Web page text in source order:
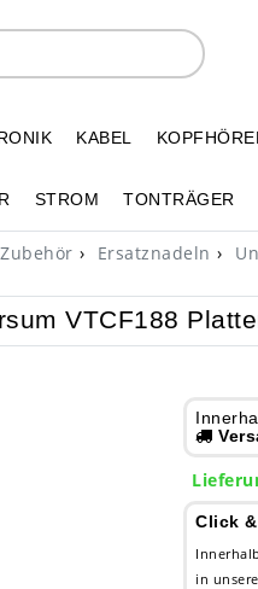
KABEL
STROM TONTRÄGER
Zubehör Ersatznadeln
VTCF188
Click
in